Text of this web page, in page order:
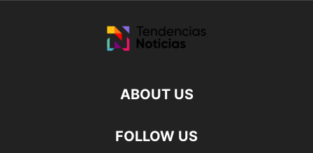
ABOUT US
FOLLOW US